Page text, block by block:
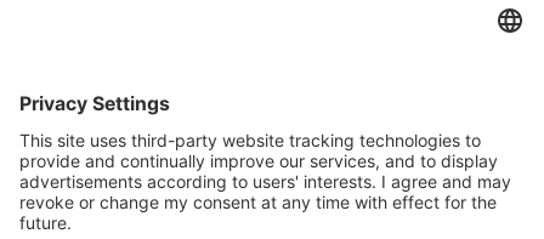
details and accept the service to see
this map.